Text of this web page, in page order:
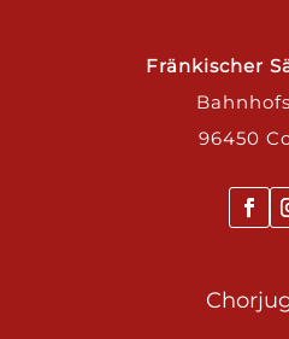
Fränkischer
96450